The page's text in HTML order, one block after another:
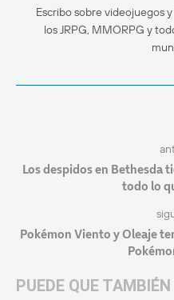
Escribo sobre videojuegos
los JRPG, MMORPG y
Los despidos en Bethesda
todo lo
Pokémon Viento y Oleaje
PUEDE QUE